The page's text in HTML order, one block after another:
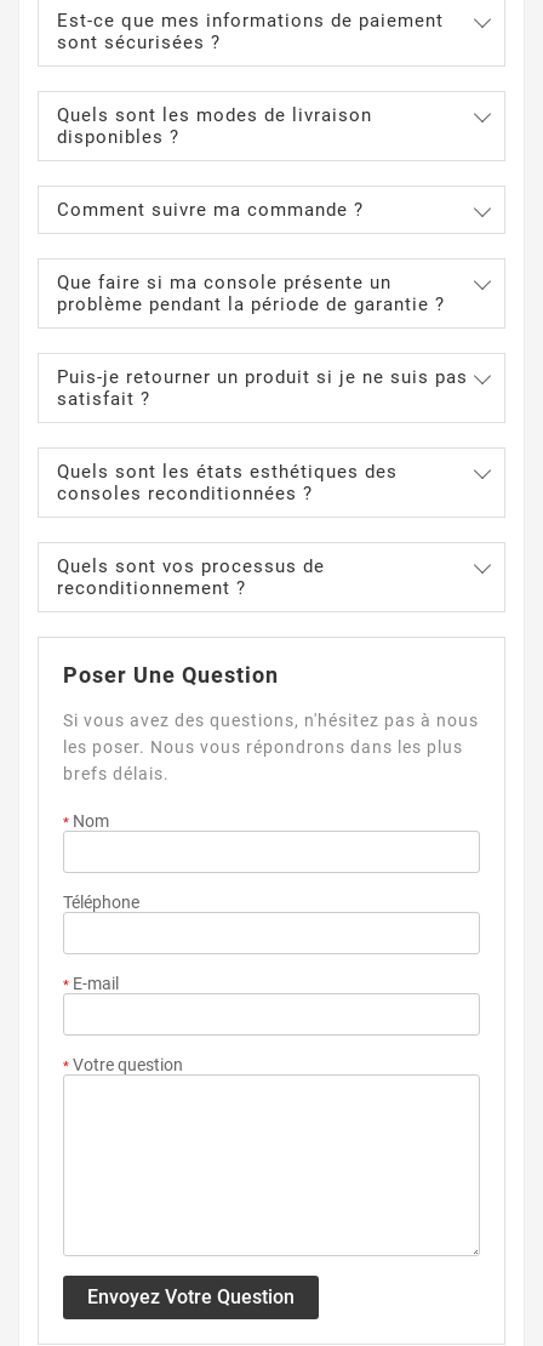
Est-ce que mes informations de paiement
sont sécurisées ?
Quels sont les modes de livraison
disponibles ?
Comment suivre ma commande ?
Que faire si ma console présente un
problème pendant la période de garantie ?
Puis-je retourner un produit si je ne suis pas
satisfait ?
Quels sont les états esthétiques des
consoles reconditionnées ?
Quels sont vos processus de
reconditionnement ?
Poser Une Question
Si vous avez des questions, n'hésitez pas à nous
les poser. Nous vous répondrons dans les plus
brefs délais.
* Nom
Téléphone
* E-mail
* Votre question
Envoyez Votre Question